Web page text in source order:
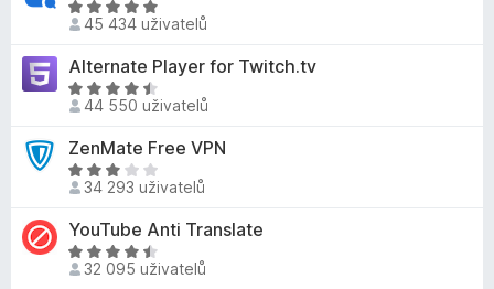
5
,
z
5
n
í
4
,
z
5
o
e
n
í
3
,
z
5
H
o
d
n
o
e
n
í
4
,
45 434 uživatelů
Alternate Player for Twitch.tv
H
o
d
n
o
e
n
í
44 550 uživatelů
ZenMate Free VPN
H
o
d
n
o
34 293 uživatelů
YouTube Anti Translate
H
o 32 095 uživatelů